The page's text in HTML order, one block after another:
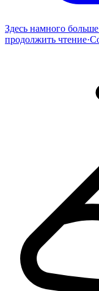
Здесь намного
продолжить чтение·